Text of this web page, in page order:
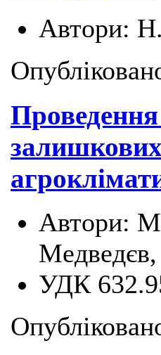
Автори:
Проведення
Автори:
УДК